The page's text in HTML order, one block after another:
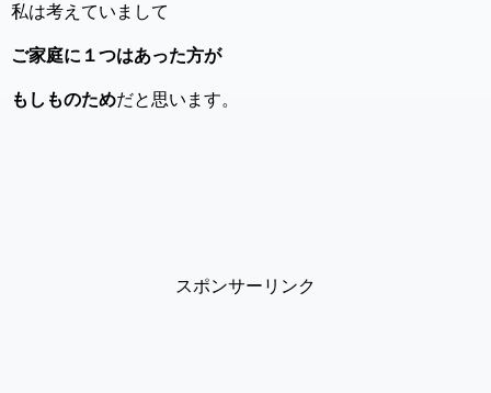
私は考えていまして
ご家庭に１つはあった方が
もしものためだと思います。
スポンサーリンク